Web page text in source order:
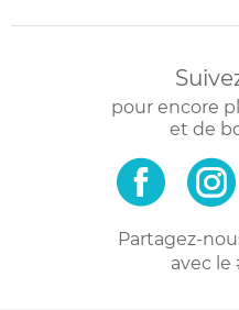
pour encore
et de
Partagez-
avec le